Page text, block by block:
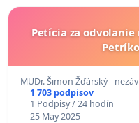
Petícia za odvolanie
MUDr. Šimon Žďárský -
1 703 podpisov
1 Podpisy / 24 hodín
25 May 2025